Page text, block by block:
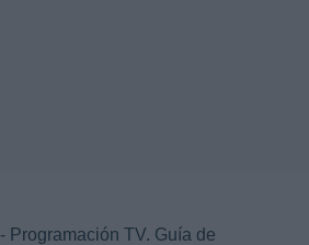
- Programación TV. Guía de